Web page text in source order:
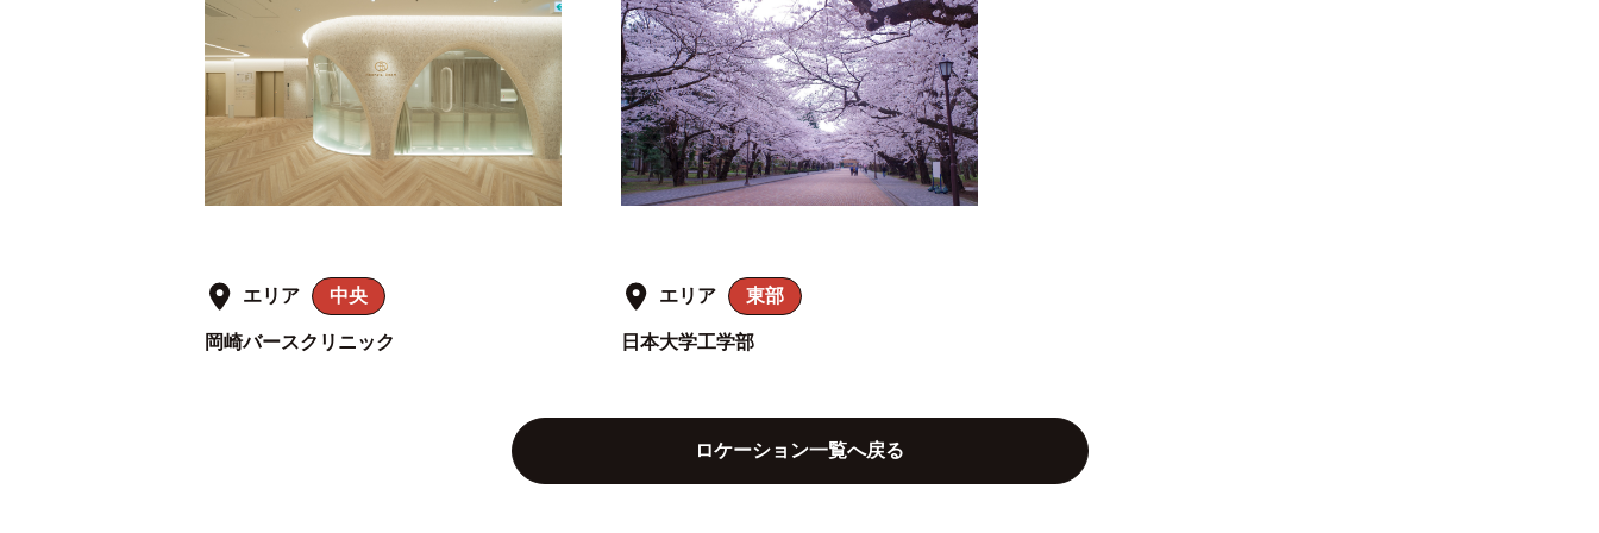
エリア 中央
岡崎バースクリニック
エリア 東部
日本大学工学部
ロケーション一覧へ戻る